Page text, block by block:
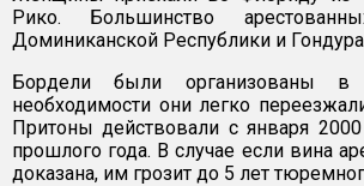
Рико. Большинство
Доминиканской Республики и
Бордели были организованы в
необходимости они легко
Притоны действовали с января
прошлого года. В случае если вина
доказана, им грозит до 5 лет